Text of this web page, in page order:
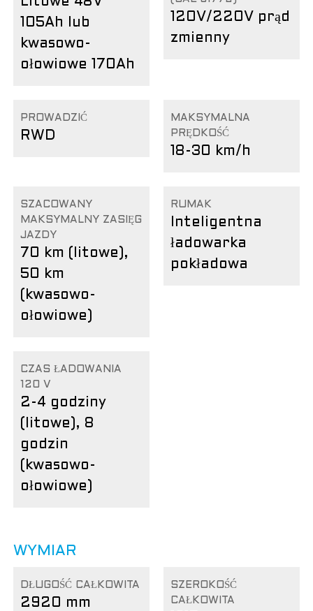
105Ah lub
kwasowo-
ołowiowe 170Ah
120V/220V prąd
zmienny
PROWADZIĆ
RWD
MAKSYMALNA
PRĘDKOŚĆ
18-30 km/h
SZACOWANY
MAKSYMALNY ZASIĘG
JAZDY
70 km (litowe),
50 km
(kwasowo-
ołowiowe)
RUMAK
Inteligentna
ładowarka
pokładowa
CZAS ŁADOWANIA
120 V
2-4 godziny
(litowe), 8
godzin
(kwasowo-
ołowiowe)
WYMIAR
DŁUGOŚĆ CAŁKOWITA
2920 mm
SZEROKOŚĆ
CAŁKOWITA